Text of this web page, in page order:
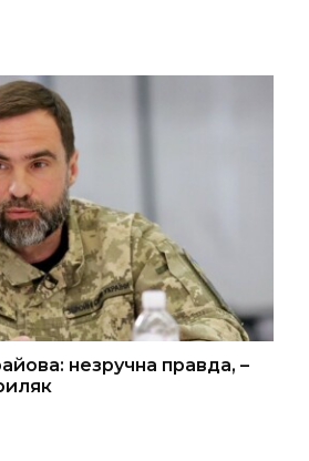
незручна правда, –